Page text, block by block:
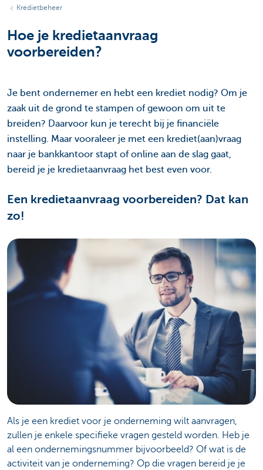
Kredietbeheer
Hoe je kredietaanvraag
voorbereiden?
Je bent ondernemer en hebt een krediet nodig? Om je
zaak uit de grond te stampen of gewoon om uit te
breiden? Daarvoor kun je terecht bij je financiële
instelling. Maar vooraleer je met een krediet(aan)vraag
naar je bankkantoor stapt of online aan de slag gaat,
bereid je je kredietaanvraag het best even voor.
Een kredietaanvraag voorbereiden? Dat kan
zo!
Als je een krediet voor je onderneming wilt aanvragen,
zullen je enkele specifieke vragen gesteld worden. Heb je
al een ondernemingsnummer bijvoorbeeld? Of wat is de
activiteit van je onderneming? Op die vragen bereid je je